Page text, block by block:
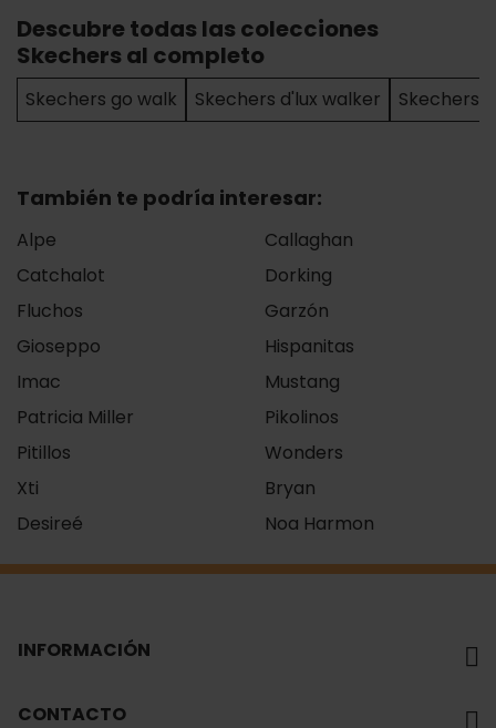
Descubre todas las colecciones
Skechers al completo
Skechers go walk Skechers d'lux walker Skechers
También te podría interesar:
Alpe
Callaghan
Catchalot
Dorking
Fluchos
Garzón
Gioseppo
Hispanitas
Imac
Mustang
Patricia Miller
Pikolinos
Pitillos
Wonders
Xti
Bryan
Desireé
Noa Harmon
INFORMACIÓN
CONTACTO